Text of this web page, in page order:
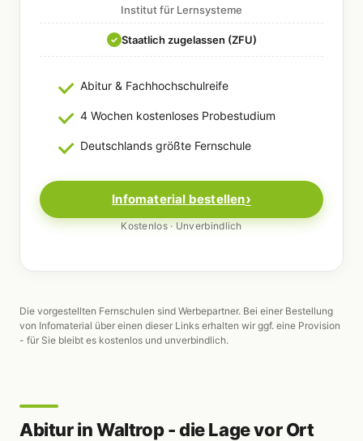
Institut für Lernsysteme
✓ Staatlich zugelassen (ZFU)
Abitur & Fachhochschulreife
4 Wochen kostenloses Probestudium
Deutschlands größte Fernschule
Infomaterial bestellen
Kostenlos · Unverbindlich
Die vorgestellten Fernschulen sind Werbepartner. Bei einer Bestellung
von Infomaterial über einen dieser Links erhalten wir ggf. eine Provision
- für Sie bleibt es kostenlos und unverbindlich.
Abitur in Waltrop - die Lage vor Ort